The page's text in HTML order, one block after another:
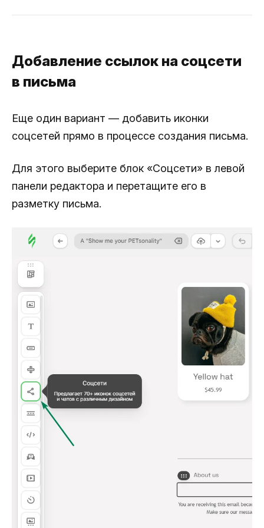
Добавление ссылок на соцсети
в письма
Еще один вариант — добавить иконки
соцсетей прямо в процессе создания письма.
Для этого выберите блок «Соцсети» в левой
панели редактора и перетащите его в
разметку письма.